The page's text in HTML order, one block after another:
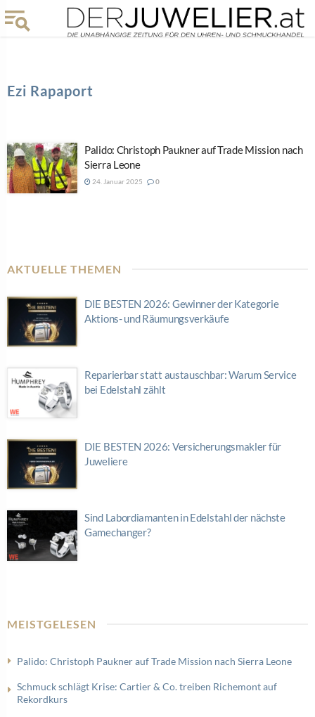
Ezi Rapaport
Palido: Christoph Paukner auf Trade Mission nach
Sierra Leone
24. Januar 2025 0
AKTUELLE THEMEN
DIE BESTEN 2026: Gewinner der Kategorie
Aktions- und Räumungsverkäufe
Reparierbar statt austauschbar: Warum Service
bei Edelstahl zählt
DIE BESTEN 2026: Versicherungsmakler für
Juweliere
Sind Labordiamanten in Edelstahl der nächste
Gamechanger?
MEISTGELESEN
Palido: Christoph Paukner auf Trade Mission nach Sierra Leone
Schmuck schlägt Krise: Cartier & Co. treiben Richemont auf
Rekordkurs